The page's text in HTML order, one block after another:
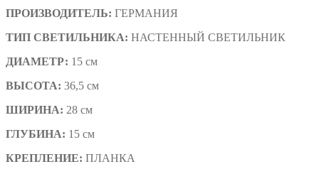
ПРОИЗВОДИТЕЛЬ: ГЕРМАНИЯ
ТИП СВЕТИЛЬНИКА: НАСТЕННЫЙ СВЕТИЛЬНИК
ДИАМЕТР: 15 см
ВЫСОТА: 36,5 см
ШИРИНА: 28 см
ГЛУБИНА: 15 см
КРЕПЛЕНИЕ: ПЛАНКА